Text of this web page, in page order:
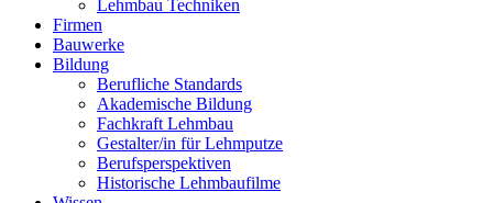
Lehmbau Techniken
Firmen
Bauwerke
Bildung
Berufliche Standards
Akademische Bildung
Fachkraft Lehmbau
Gestalter/in für Lehmputze
Berufsperspektiven
Historische Lehmbaufilme